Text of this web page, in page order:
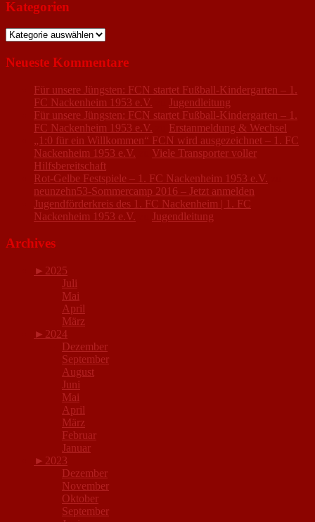
Kategorien
Kategorien
Neueste Kommentare
Für unsere Jüngsten: FCN startet Fußball-Kindergarten – 1.
FC Nackenheim 1953 e.V.
Jugendleitung
Für unsere Jüngsten: FCN startet Fußball-Kindergarten – 1.
FC Nackenheim 1953 e.V.
Erstanmeldung & Wechsel
„1:0 für ein Willkommen“ FCN wird ausgezeichnet – 1. FC
Nackenheim 1953 e.V.
Viele Transporter voller
Hilfsbereitschaft
Rot-Gelbe Festspiele – 1. FC Nackenheim 1953 e.V.
neunzehn53-Sommercamp 2016 – Jetzt anmelden
Jugendförderkreis des 1. FC Nackenheim | 1. FC
Nackenheim 1953 e.V.
Jugendleitung
Archives
► 2025
Juli
Mai
April
März
► 2024
Dezember
September
August
Juni
Mai
April
März
Februar
Januar
► 2023
Dezember
November
Oktober
September